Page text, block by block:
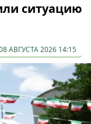
ситуацию
АВГУСТА 2026 14:15